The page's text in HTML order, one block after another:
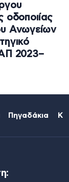
οδοποιίας
Ανωγείων
2023–
Πηγαδάκια